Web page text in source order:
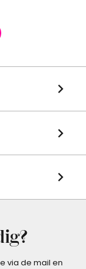
via de mail en